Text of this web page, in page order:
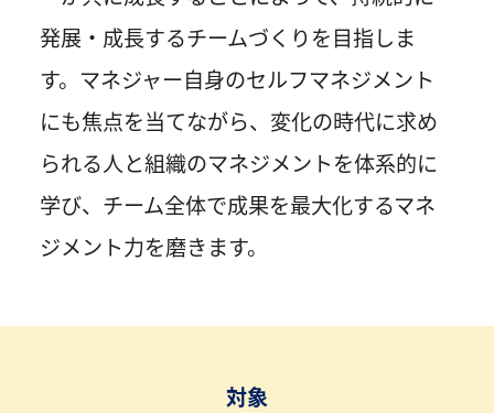
発展・成長するチームづくりを目指しま
す。マネジャー自身のセルフマネジメント
にも焦点を当てながら、変化の時代に求め
られる人と組織のマネジメントを体系的に
学び、チーム全体で成果を最大化するマネ
ジメント力を磨きます。
対象